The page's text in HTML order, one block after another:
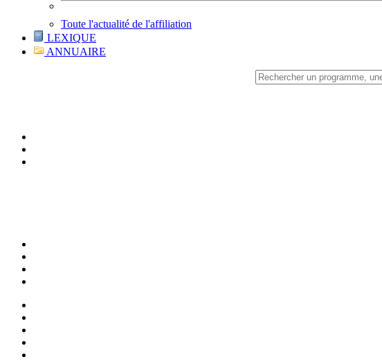
Toute l'actualité de l'affiliation
LEXIQUE
ANNUAIRE